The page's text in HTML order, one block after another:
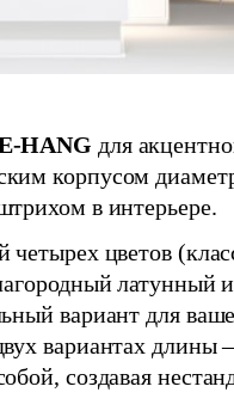
HANG для
корпусом
в интерьере.
четырех цветов
латунный
вариант для
вариантах
создавая